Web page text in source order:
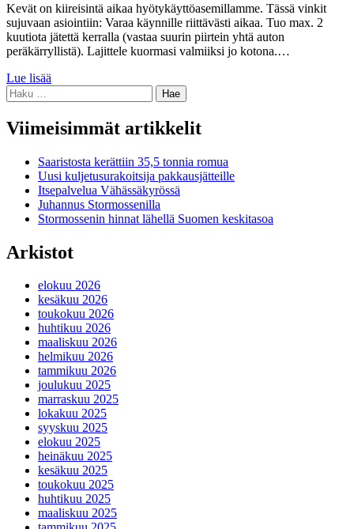
Kevät on kiireisintä aikaa hyötykäyttöasemillamme. Tässä vinkit
sujuvaan asiointiin: Varaa käynnille riittävästi aikaa. Tuo max. 2
kuutiota jätettä kerralla (vastaa suurin piirtein yhtä auton
peräkärryllistä). Lajittele kuormasi valmiiksi jo kotona.…
Lue lisää
Haku:
Viimeisimmät artikkelit
Saaristosta kerättiin 35,5 tonnia romua
Uusi kuljetusurakoitsija pakkausjätteille
Itsepalvelua Vähässäkyrössä
Juhannus Stormossenilla
Stormossenin hinnat lähellä Suomen keskitasoa
Arkistot
elokuu 2026
kesäkuu 2026
toukokuu 2026
huhtikuu 2026
maaliskuu 2026
helmikuu 2026
tammikuu 2026
joulukuu 2025
marraskuu 2025
lokakuu 2025
syyskuu 2025
elokuu 2025
heinäkuu 2025
kesäkuu 2025
toukokuu 2025
huhtikuu 2025
maaliskuu 2025